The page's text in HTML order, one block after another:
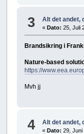
3 Alt det andet,
« Dato: 25, Juli
Brandsikring i
Nature-based
https://
Mvh jj
4 Alt det andet,
« Dato: 29, Juni